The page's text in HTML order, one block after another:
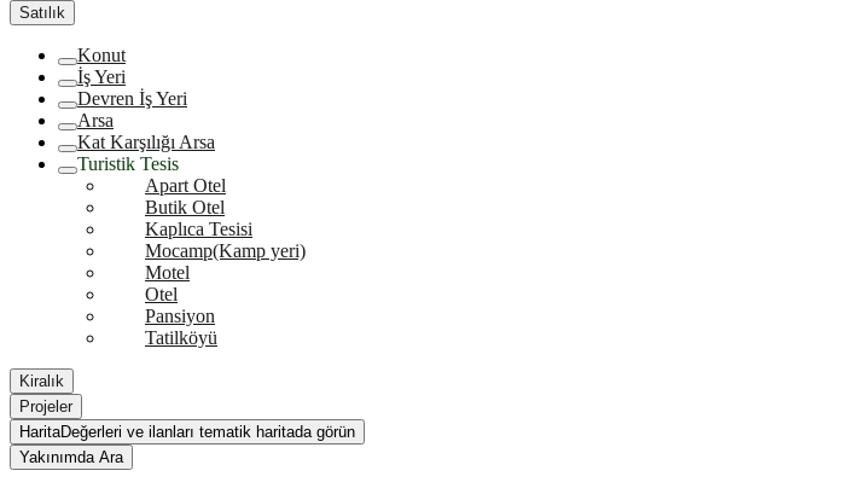
Satılık
Konut
İş Yeri
Devren İş Yeri
Arsa
Kat Karşılığı Arsa
Turistik Tesis
Apart Otel
Butik Otel
Kaplıca Tesisi
Mocamp(Kamp yeri)
Motel
Otel
Pansiyon
Tatilköyü
Kiralık
Projeler
HaritaDeğerleri ve ilanları tematik haritada görün
Yakınımda Ara